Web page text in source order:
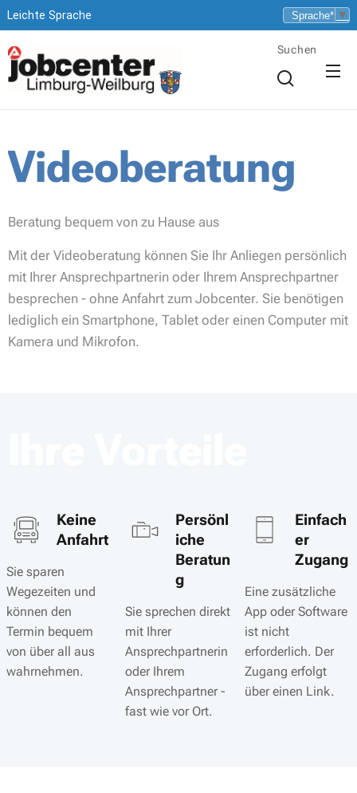
Leichte Sprache ▼
Suchen
Videoberatung
Beratung bequem von zu Hause aus
Mit der Videoberatung können Sie Ihr Anliegen persönlich
mit Ihrer Ansprechpartnerin oder Ihrem Ansprechpartner
besprechen - ohne Anfahrt zum Jobcenter. Sie benötigen
lediglich ein Smartphone, Tablet oder einen Computer mit
Kamera und Mikrofon.
Keine
Anfahrt
Sie sparen
Wegezeiten und
können den
Termin bequem
von über all aus
wahrnehmen.
Persönl
iche
Beratun
g
Sie sprechen direkt
mit Ihrer
Ansprechpartnerin
oder Ihrem
Ansprechpartner -
fast wie vor Ort.
Einfach
er
Zugang
Eine zusätzliche
App oder Software
ist nicht
erforderlich. Der
Zugang erfolgt
über einen Link.